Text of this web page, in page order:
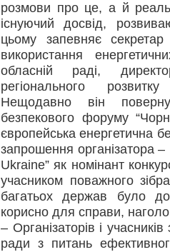
розмови про це, а й
існуючий досвід,
цьому запевняє
використання
обласній раді,
регіонального розвитку
Нещодавно він
безпекового форуму
європейська енергетична
запрошення організатора
Ukraine” як номінант
учасником поважного
багатьох держав було
корисно для справи,
– Організаторів і
ради з питань